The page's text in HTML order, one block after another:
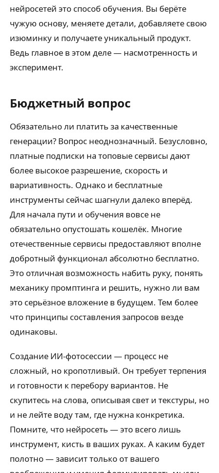
нейросетей это способ обучения. Вы берёте
чужую основу, меняете детали, добавляете свою
изюминку и получаете уникальный продукт.
Ведь главное в этом деле — насмотренность и
эксперимент.
Бюджетный вопрос
Обязательно ли платить за качественные
генерации? Вопрос неоднозначный. Безусловно,
платные подписки на топовые сервисы дают
более высокое разрешение, скорость и
вариативность. Однако и бесплатные
инструменты сейчас шагнули далеко вперёд.
Для начала пути и обучения вовсе не
обязательно опустошать кошелёк. Многие
отечественные сервисы предоставляют вполне
добротный функционал абсолютно бесплатно.
Это отличная возможность набить руку, понять
механику промптинга и решить, нужно ли вам
это серьёзное вложение в будущем. Тем более
что принципы составления запросов везде
одинаковы.
Создание ИИ-фотосессии — процесс не
сложный, но кропотливый. Он требует терпения
и готовности к перебору вариантов. Не
скупитесь на слова, описывая свет и текстуры, но
и не лейте воду там, где нужна конкретика.
Помните, что нейросеть — это всего лишь
инструмент, кисть в ваших руках. А каким будет
полотно — зависит только от вашего